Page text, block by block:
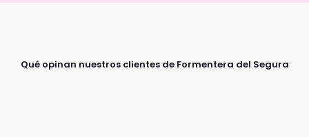
Qué opinan nuestros clientes de Formentera del Segura